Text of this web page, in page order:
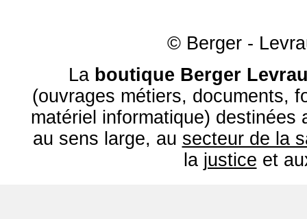
© Berger -
La boutique Berger
(ouvrages métiers, documents,
matériel informatique) destinées
au sens large, au secteur de la
la justice et